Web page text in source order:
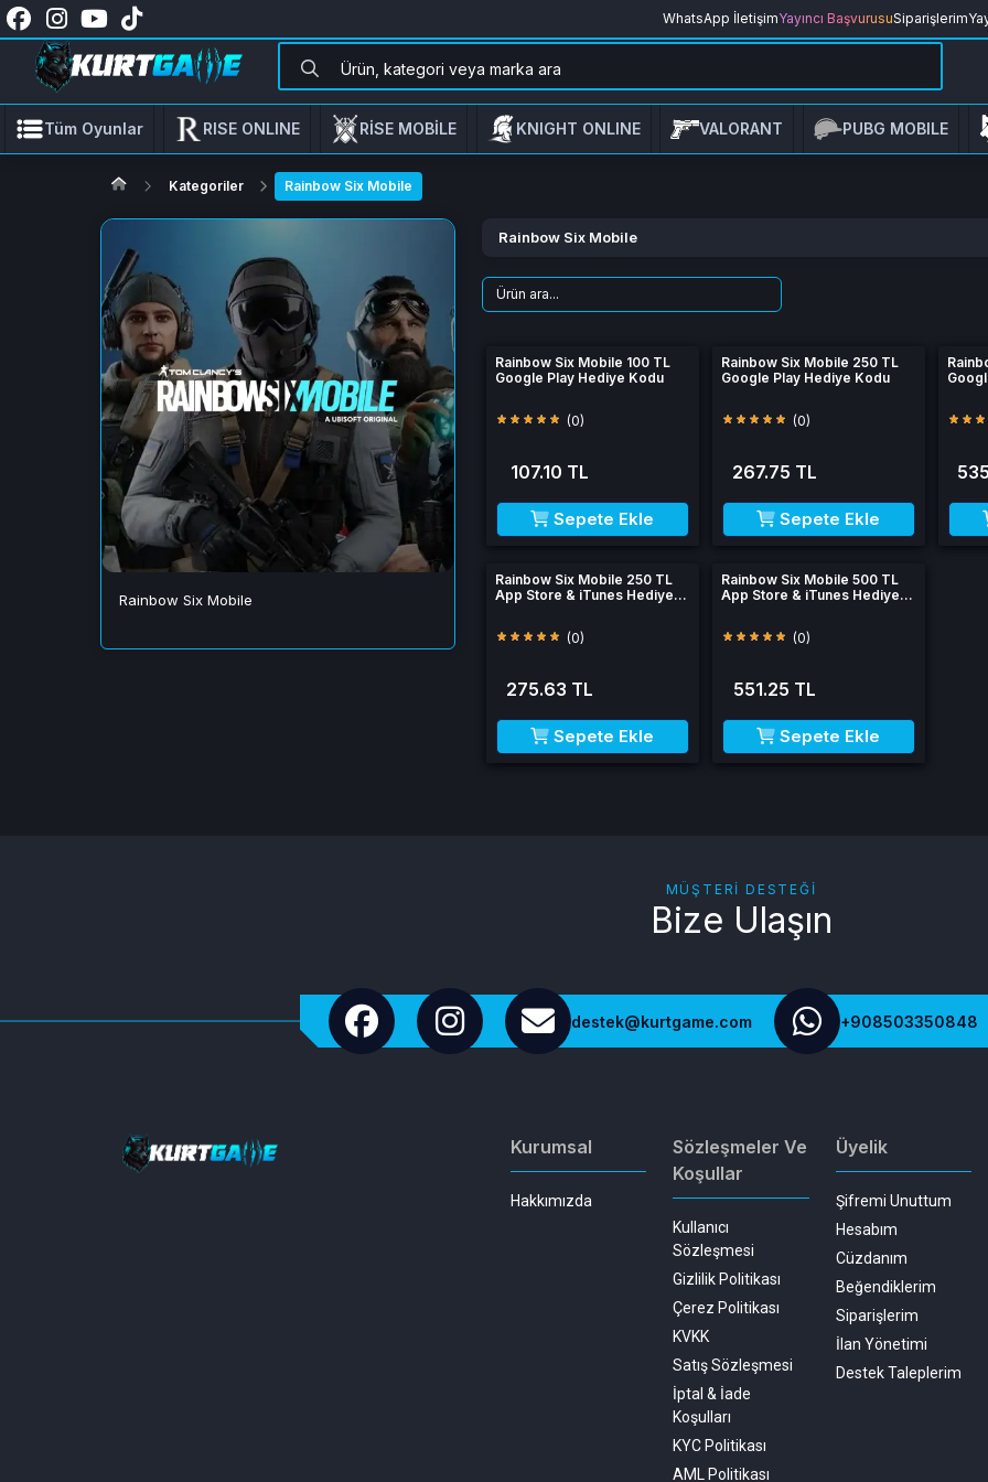
WhatsApp İletişimYayıncı BaşvurusuSiparişlerim
Tüm Oyunlar RISE ONLINE RİSE MOBİLE KNIGHT ONLINE VALORANT PUBG MOBILE
Kategoriler Rainbow Six Mobile
Rainbow Six Mobile
Rainbow Six Mobile
Rainbow Six Mobile 100 TL
Google Play Hediye Kodu
(0)
107.10 TL
Sepete Ekle
Rainbow Six Mobile 250 TL
Google Play Hediye Kodu
(0)
267.75 TL
Sepete Ekle
Rainbow Six Mobile 250 TL
App Store & iTunes Hediye
(0)
275.63 TL
Sepete Ekle
Rainbow Six Mobile 500 TL
App Store & iTunes Hediye
(0)
551.25 TL
Sepete Ekle
MÜŞTERI DESTEĞI
Bize Ulaşın
destek@kurtgame.com +908503350848
Kurumsal
Hakkımızda
Sözleşmeler Ve
Koşullar
Kullanıcı
Sözleşmesi
Gizlilik Politikası
Çerez Politikası
KVKK
Satış Sözleşmesi
İptal & İade
Koşulları
KYC Politikası
AML Politikası
Üyelik
Şifremi Unuttum
Hesabım
Cüzdanım
Beğendiklerim
Siparişlerim
İlan Yönetimi
Destek Taleplerim